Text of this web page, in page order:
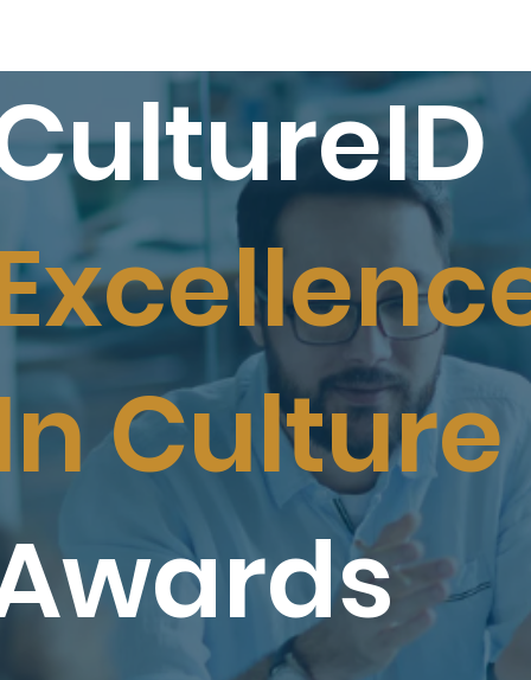
Culture